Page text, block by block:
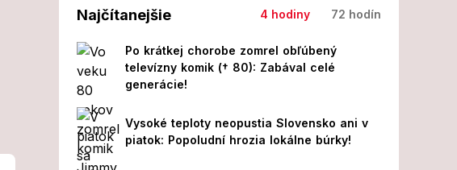
Najčítanejšie 4 hodiny 72 hodín
Po krátkej chorobe zomrel obľúbený
televízny komik († 80): Zabával celé
generácie!
Vysoké teploty neopustia Slovensko ani v
piatok: Popoludní hrozia lokálne búrky!